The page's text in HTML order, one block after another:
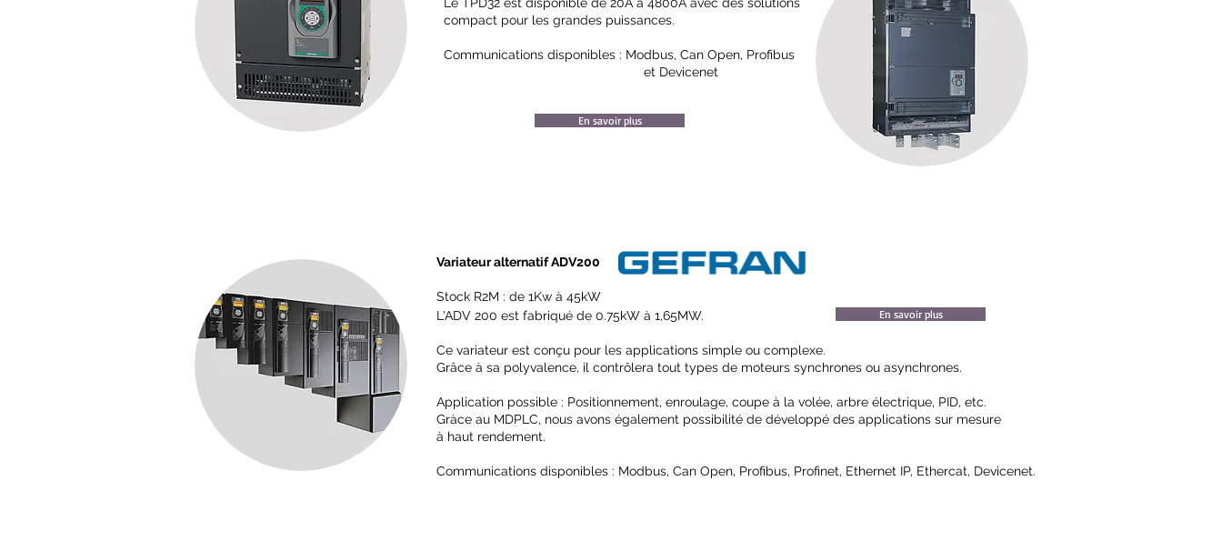
compact pour les grandes puissances.
Communications disponibles : Modbus, Can Open, Profibus
et Devicenet
En savoir plus
Variateur alternatif ADV200
Stock R2M : de 1Kw à 45kW
En savoir plus
L'ADV 200 est fabriqué de 0.75kW à 1,65MW.
Ce variateur est conçu pour les applications simple ou complexe.
Grâce à sa polyvalence, il contrôlera tout types de moteurs synchrones ou asynchrones.
Application possible : Positionnement, enroulage, coupe à la volée, arbre électrique, PID, etc.
Gràce au MDPLC, nous avons également possibilité de développé des applications sur mesure
à haut rendement.
Communications disponibles : Modbus, Can Open, Profibus, Profinet, Ethernet IP, Ethercat, Devicenet.